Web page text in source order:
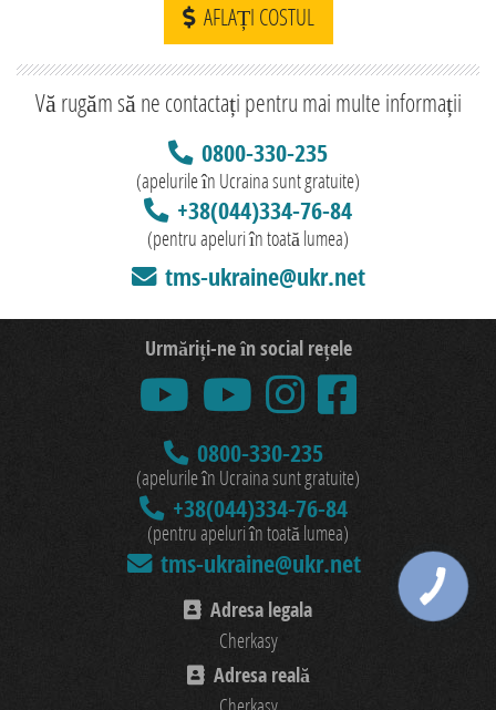
AFLAȚI COSTUL
Vă rugăm să ne contactați pentru mai multe informații
0800-330-235
(apelurile în Ucraina sunt gratuite)
+38(044)334-76-84
(pentru apeluri în toată lumea)
tms-ukraine@ukr.net
Urmăriți-ne în social rețele
0800-330-235
(apelurile în Ucraina sunt gratuite)
+38(044)334-76-84
(pentru apeluri în toată lumea)
tms-ukraine@ukr.net
Adresa legala
Cherkasy
Adresa reală